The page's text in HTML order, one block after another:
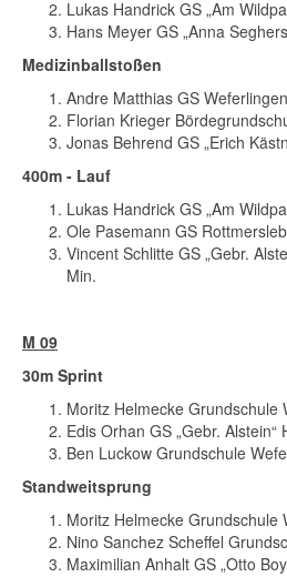
Lukas Handrick GS „Am
Hans Meyer GS „Anna
Medizinballstoßen
Andre Matthias GS
Florian Krieger
Jonas Behrend GS „Erich
400m - Lauf
Lukas Handrick GS „Am
Ole Pasemann GS
Vincent Schlitte GS „Gebr.
Min.
M 09
30m Sprint
Moritz Helmecke Grundschule
Edis Orhan GS „Gebr.
Ben Luckow Grundschule
Standweitsprung
Moritz Helmecke Grundschule
Nino Sanchez Scheffel
Maximilian Anhalt GS „Otto